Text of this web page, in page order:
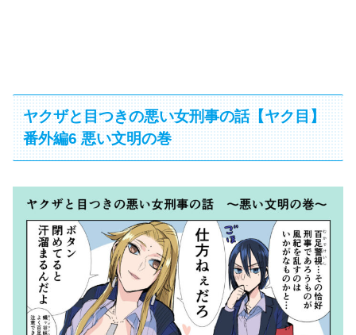
ヤクザと目つきの悪い女刑事の話【ヤク目】
番外編6 悪い文明の巻